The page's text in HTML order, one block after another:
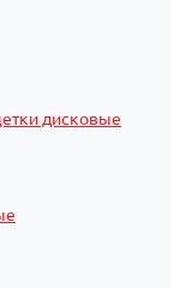
дисковые